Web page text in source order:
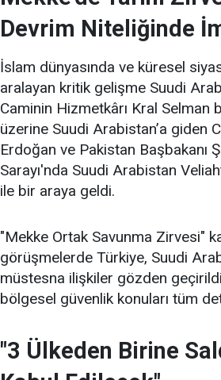
Devrim Niteliğinde
İslam dünyasında ve küresel
aralayan kritik gelişme Suudi
Caminin Hizmetkârı Kral Selman
üzerine Suudi Arabistan’a giden
Erdoğan ve Pakistan Başbakanı
Sarayı'nda Suudi Arabistan
ile bir araya geldi.
"Mekke Ortak Savunma Zirvesi"
görüşmelerde Türkiye, Suudi
müstesna ilişkiler gözden
bölgesel güvenlik konuları tüm
"3 Ülkeden Birine